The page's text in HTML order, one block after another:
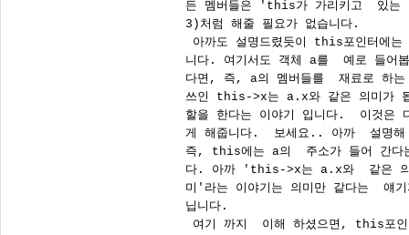
든 멤버들은 'this가 가리키고  있는
3)처럼 해줄 필요가 없습니다.
아까도 설명드렸듯이 this포인터에는
니다. 여기서도 객체 a를  예로 들어
다면, 즉, a의 멤버들를  재료로 하
쓰인 this->x는 a.x와 같은 의미
할을 한다는 이야기 입니다.  이것
게 해줍니다.  보세요.. 아까  설명
즉, this에는 a의  주소가 들어 간다
다. 아까 'this->x는 a.x와  같은 의
미'라는 이야기는 의미만 같다는  얘
닙니다.
여기 까지  이해 하셨으면, this포인